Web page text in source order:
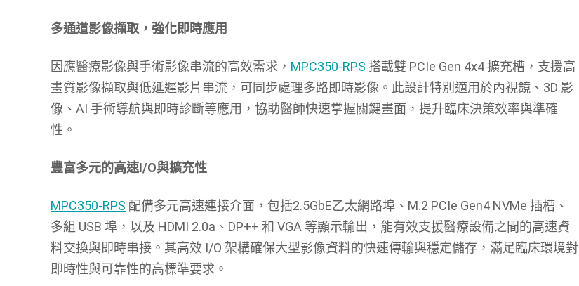
多通道影像擷取，強化即時應用
因應醫療影像與手術影像串流的高效需求， MPC350-RPS 搭載雙 PCIe Gen 4x4 擴充槽，支援高
畫質影像擷取與低延遲影片串流，可同步處理多路即時影像。此設計特別適用於內視鏡、3D 影
像、AI 手術導航與即時診斷等應用，協助醫師快速掌握關鍵畫面，提升臨床決策效率與準確
性。
豐富多元的高速I/O與擴充性
MPC350-RPS 配備多元高速連接介面，包括2.5GbE乙太網路埠、M.2 PCIe Gen4 NVMe 插槽、
多組 USB 埠，以及 HDMI 2.0a、DP++ 和 VGA 等顯示輸出，能有效支援醫療設備之間的高速資
料交換與即時串接。其高效 I/O 架構確保大型影像資料的快速傳輸與穩定儲存，滿足臨床環境對
即時性與可靠性的高標準要求。